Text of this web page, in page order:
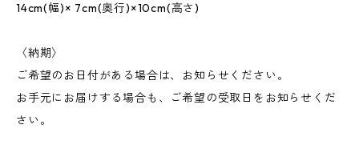
14cm(幅)× 7cm(奥行)×10cm(高さ)
〈納期〉
ご希望のお日付がある場合は、お知らせください。
お手元にお届けする場合も、ご希望の受取日をお知らせくだ
さい。